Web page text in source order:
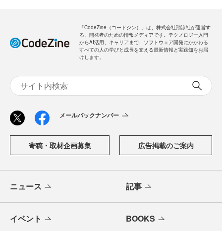
「CodeZine（コードジン）」は、株式会社翔泳社が運営す
る、開発者のための情報メディアです。テクノロジー入門
からAI活用、キャリアまで、ソフトウェア開発にかかわる
すべての人の学びと成長を支える最新情報と実践知をお届
けします。
メールバックナンバー
寄稿・取材企画募集 広告掲載のご案内
ニュース 記事
イベント BOOKS